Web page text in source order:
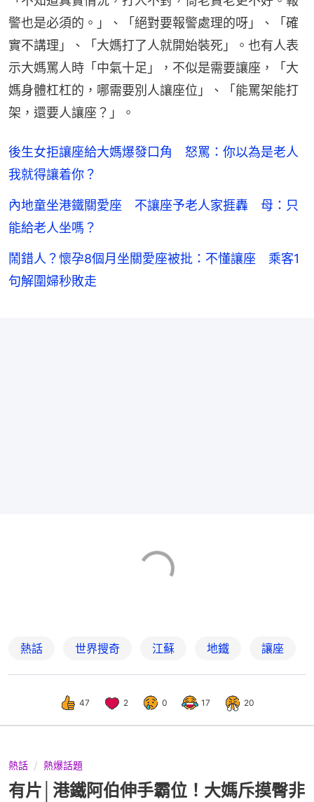
警也是必須的。」、「絕對要報警處理的呀」、「確
實不講理」、「大媽打了人就開始裝死」。也有人表
示大媽罵人時「中氣十足」，不似是需要讓座，「大
媽身體杠杠的，哪需要別人讓座位」、「能罵架能打
架，還要人讓座？」。
後生女拒讓座給大媽爆發口角 怒罵：你以為是老人
我就得讓着你？
內地童坐港鐵關愛座 不讓座予老人家捱轟 母：只
能給老人坐嗎？
鬧錯人？懷孕8個月坐關愛座被批：不懂讓座 乘客1
句解圍婦秒敗走
熱話 世界搜奇 江蘇 地鐵 讓座
47 2 0 17 20
熱話 熱爆話題
有片│港鐵阿伯伸手霸位！大媽斥摸臀非